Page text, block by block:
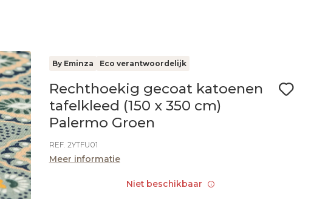
By Eminza Eco verantwoordelijk
Rechthoekig gecoat katoenen
tafelkleed (150 x 350 cm)
Palermo Groen
REF. 2YTFU01
Meer informatie